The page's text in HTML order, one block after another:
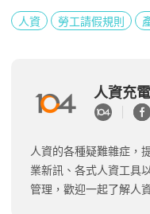
人資 勞工請假規則
人資充電
人資的各種疑難雜症，
業新訊、各式人資工具
管理，歡迎一起了解人